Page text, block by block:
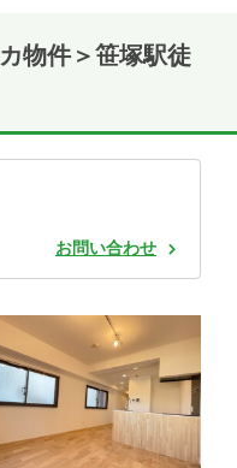
物件＞笹塚駅徒
お問い合わせ